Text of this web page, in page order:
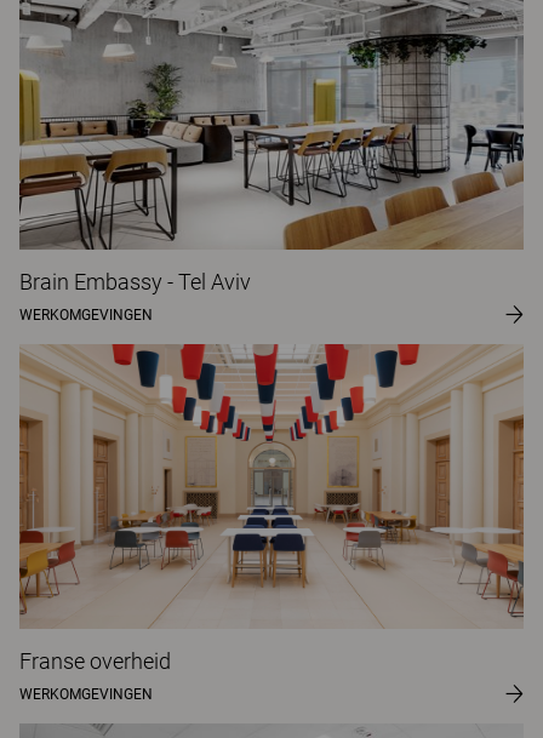
Brain Embassy - Tel Aviv
WERKOMGEVINGEN
Franse overheid
WERKOMGEVINGEN